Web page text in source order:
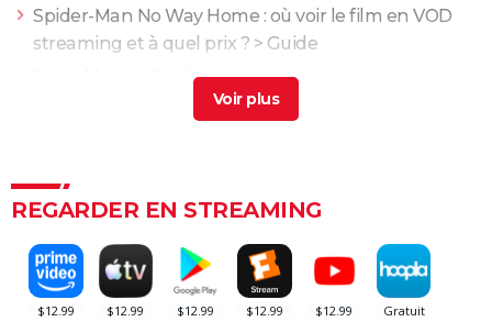
Spider-Man No Way Home : où voir le film en VOD
streaming et à quel prix ? > Guide
> Guide
Qu'est-ce qu'on a fait au bon dieu : "Je ne le sens
streaming, cameo... Les infos
Black Widow : est-ce vraiment la dernière apparition
de Scarlett Johansson chez Marvel ?
REGARDER EN STREAMING